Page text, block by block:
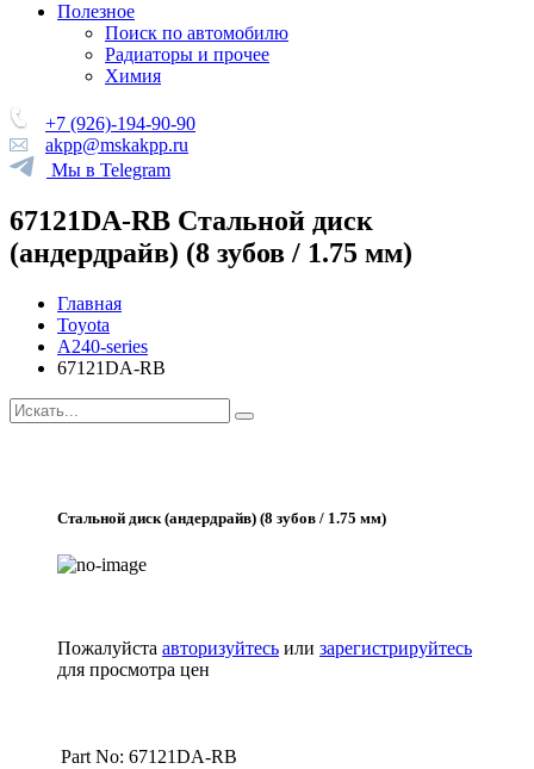
Полезное
Поиск по автомобилю
Радиаторы и прочее
Химия
+7 (926)-194-90-90
akpp@mskakpp.ru
Мы в Telegram
67121DA-RB Стальной диск
(андердрайв) (8 зубов / 1.75 мм)
Главная
Toyota
A240-series
67121DA-RB
Стальной диск (андердрайв) (8 зубов / 1.75 мм)
Пожалуйста авторизуйтесь или зарегистрируйтесь
для просмотра цен
Part No: 67121DA-RB